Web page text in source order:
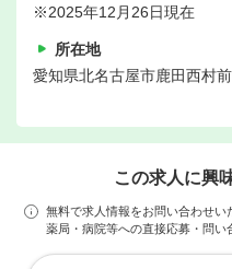
※2025年12月26日現在
所在地
愛知県北名古屋市鹿田西村
この求人に興
無料で求人情報をお問い合わせい
薬局・病院等への直接応募・問い